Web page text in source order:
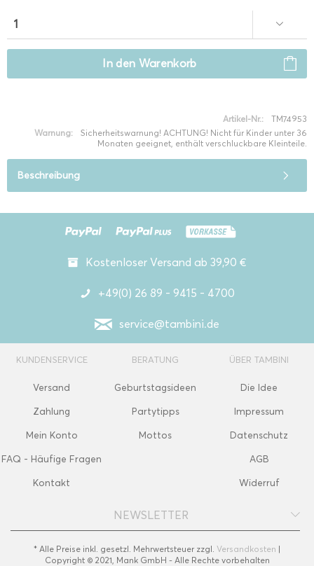
In den Warenkorb
Artikel-Nr.:
TM74953
Warnung:
Sicherheitswarnung! ACHTUNG! Nicht für Kinder unter 36
Monaten geeignet, enthält verschluckbare Kleinteile.
Beschreibung
Kostenloser Versand ab 39,90 €
+49(0) 26 89 - 9415 - 4700
service@tambini.de
KUNDENSERVICE
Versand
Zahlung
Mein Konto
FAQ - Häufige Fragen
Kontakt
BERATUNG
Geburtstagsideen
Partytipps
Mottos
ÜBER TAMBINI
Die Idee
Impressum
Datenschutz
AGB
Widerruf
NEWSLETTER
* Alle Preise inkl. gesetzl. Mehrwertsteuer zzgl. Versandkosten |
Copyright © 2021, Mank GmbH - Alle Rechte vorbehalten